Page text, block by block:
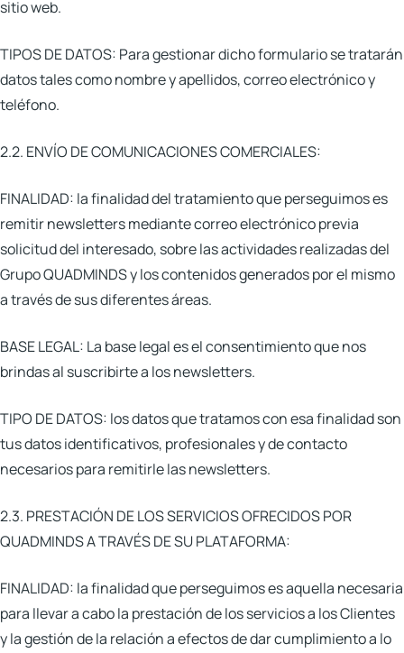
sitio web.
TIPOS DE DATOS: Para gestionar dicho formulario se tratarán
datos tales como nombre y apellidos, correo electrónico y
teléfono.
2.2. ENVÍO DE COMUNICACIONES COMERCIALES:
FINALIDAD: la finalidad del tratamiento que perseguimos es
remitir newsletters mediante correo electrónico previa
solicitud del interesado, sobre las actividades realizadas del
Grupo QUADMINDS y los contenidos generados por el mismo
a través de sus diferentes áreas.
BASE LEGAL: La base legal es el consentimiento que nos
brindas al suscribirte a los newsletters.
TIPO DE DATOS: los datos que tratamos con esa finalidad son
tus datos identificativos, profesionales y de contacto
necesarios para remitirle las newsletters.
2.3. PRESTACIÓN DE LOS SERVICIOS OFRECIDOS POR
QUADMINDS A TRAVÉS DE SU PLATAFORMA:
FINALIDAD: la finalidad que perseguimos es aquella necesaria
para llevar a cabo la prestación de los servicios a los Clientes
y la gestión de la relación a efectos de dar cumplimiento a lo